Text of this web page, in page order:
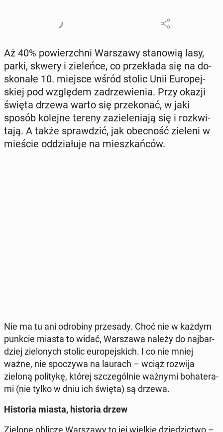
Aż 40% po­wierzch­ni War­sza­wy sta­no­wią lasy,
parki, skwery i zie­leń­ce, co prze­kła­da się na do­
sko­na­łe 10. miejsce wśród stolic Unii Eu­ro­pej­
skiej pod wzglę­dem za­drze­wie­nia. Przy okazji
święta drzewa warto się prze­ko­nać, w jaki
sposób kolejne tereny za­zie­le­nia­ją się i roz­kwi­
ta­ją. A także spraw­dzić, jak obec­ność zieleni w
mieście od­dzia­łu­je na miesz­kań­ców.
Nie ma tu ani odro­bi­ny prze­sa­dy. Choć nie w każdym
punkcie miasta to widać, War­sza­wa należy do naj­bar­
dziej zie­lo­nych stolic eu­ro­pej­skich. I co nie mniej
ważne, nie spo­czy­wa na laurach – wciąż rozwija
zieloną po­li­ty­kę, której szcze­gól­nie ważnymi bo­ha­te­ra­
mi (nie tylko w dniu ich święta) są drzewa.
Hi­sto­ria miasta, hi­sto­ria drzew
Zielone oblicze War­sza­wy to jej wielkie dzie­dzic­two –